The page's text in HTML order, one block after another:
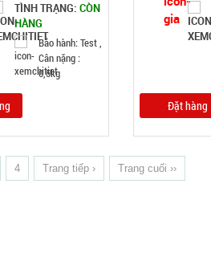
TÌNH TRẠNG: CÒN
HÀNG
Bảo hành: Test ,
Cân nặng :
0,5kg
Đặt hàng
4 Trang tiếp › Trang cuối ››